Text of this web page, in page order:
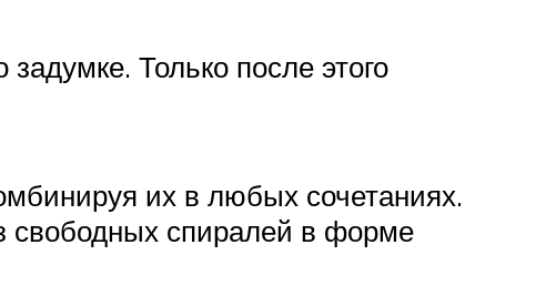
Только после этого
их в любых сочетаниях.
свободных спиралей в форме